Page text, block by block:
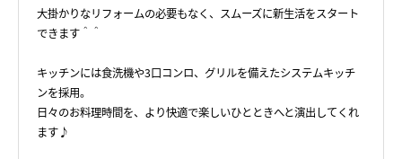
大掛かりなリフォームの必要もなく、スムーズに新生活をスタート
できます＾＾
キッチンには食洗機や3口コンロ、グリルを備えたシステムキッチ
ンを採用。
日々のお料理時間を、より快適で楽しいひとときへと演出してくれ
ます♪